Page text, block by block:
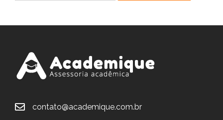
contato@academique.com.br